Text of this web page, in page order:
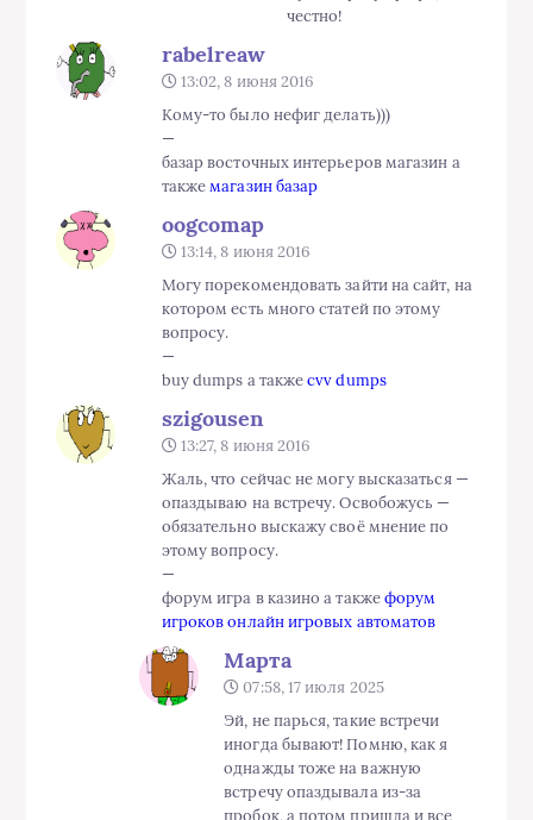
честно!
rabelreaw
13:02, 8 июня 2016
Кому-то было нефиг делать)))
—
базар восточных интерьеров магазин а
такжемагазин базар
oogcomap
13:14, 8 июня 2016
Могу порекомендовать зайти на сайт, на
котором есть много статей по этому
вопросу.
—
buy dumps а такжеcvv dumps
szigousen
13:27, 8 июня 2016
Жаль, что сейчас не могу высказаться —
опаздываю на встречу. Освобожусь —
обязательно выскажу своё мнение по
этому вопросу.
—
форум игра в казино а такжефорум
игроков онлайн игровых автоматов
Марта
07:58, 17 июля 2025
Эй, не парься, такие встречи
иногда бывают! Помню, как я
однажды тоже на важную
встречу опаздывала из-за